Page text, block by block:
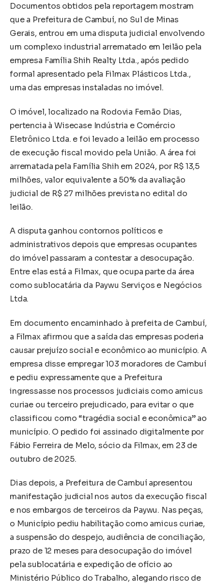
Documentos obtidos pela reportagem mostram
que a Prefeitura de Cambuí, no Sul de Minas
Gerais, entrou em uma disputa judicial envolvendo
um complexo industrial arrematado em leilão pela
empresa Família Shih Realty Ltda., após pedido
formal apresentado pela Filmax Plásticos Ltda.,
uma das empresas instaladas no imóvel.
O imóvel, localizado na Rodovia Fernão Dias,
pertencia à Wisecase Indústria e Comércio
Eletrônico Ltda. e foi levado a leilão em processo
de execução fiscal movido pela União. A área foi
arrematada pela Família Shih em 2024, por R$ 13,5
milhões, valor equivalente a 50% da avaliação
judicial de R$ 27 milhões prevista no edital do
leilão.
A disputa ganhou contornos políticos e
administrativos depois que empresas ocupantes
do imóvel passaram a contestar a desocupação.
Entre elas está a Filmax, que ocupa parte da área
como sublocatária da Paywu Serviços e Negócios
Ltda.
Em documento encaminhado à prefeita de Cambuí,
a Filmax afirmou que a saída das empresas poderia
causar prejuízo social e econômico ao município. A
empresa disse empregar 103 moradores de Cambuí
e pediu expressamente que a Prefeitura
ingressasse nos processos judiciais como amicus
curiae ou terceiro prejudicado, para evitar o que
classificou como “tragédia social e econômica” ao
município. O pedido foi assinado digitalmente por
Fábio Ferreira de Melo, sócio da Filmax, em 23 de
outubro de 2025.
Dias depois, a Prefeitura de Cambuí apresentou
manifestação judicial nos autos da execução fiscal
e nos embargos de terceiros da Paywu. Nas peças,
o Município pediu habilitação como amicus curiae,
a suspensão do despejo, audiência de conciliação,
prazo de 12 meses para desocupação do imóvel
pela sublocatária e expedição de ofício ao
Ministério Público do Trabalho, alegando risco de